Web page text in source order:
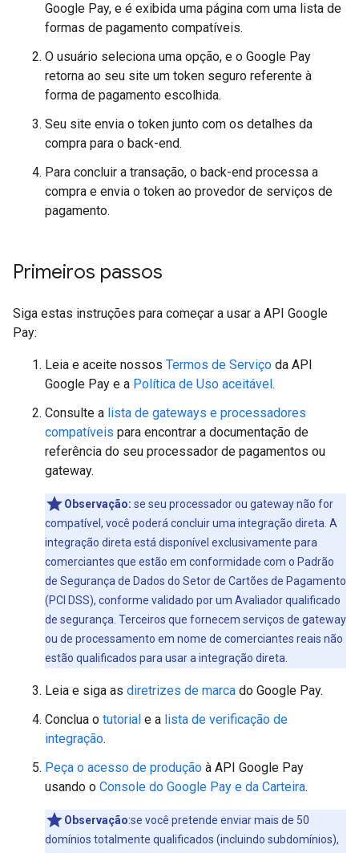
Google Pay, e é exibida uma página com uma lista de
formas de pagamento compatíveis.
O usuário seleciona uma opção, e o Google Pay
retorna ao seu site um token seguro referente à
forma de pagamento escolhida.
Seu site envia o token junto com os detalhes da
compra para o back-end.
Para concluir a transação, o back-end processa a
compra e envia o token ao provedor de serviços de
pagamento.
Primeiros passos
Siga estas instruções para começar a usar a API Google
Pay:
Leia e aceite nossos Termos de Serviço da API
Google Pay e a Política de Uso aceitável.
Consulte a lista de gateways e processadores
compatíveis para encontrar a documentação de
referência do seu processador de pagamentos ou
gateway.
Observação: se seu processador ou gateway não for
compatível, você poderá concluir uma integração direta. A
integração direta está disponível exclusivamente para
comerciantes que estão em conformidade com o Padrão
de Segurança de Dados do Setor de Cartões de Pagamento
(PCI DSS), conforme validado por um Avaliador qualificado
de segurança. Terceiros que fornecem serviços de gateway
ou de processamento em nome de comerciantes reais não
estão qualificados para usar a integração direta.
Leia e siga as diretrizes de marca do Google Pay.
Conclua o tutorial e a lista de verificação de
integração.
Peça o acesso de produção à API Google Pay
usando o Console do Google Pay e da Carteira.
Observação:se você pretende enviar mais de 50
domínios totalmente qualificados (incluindo subdomínios),